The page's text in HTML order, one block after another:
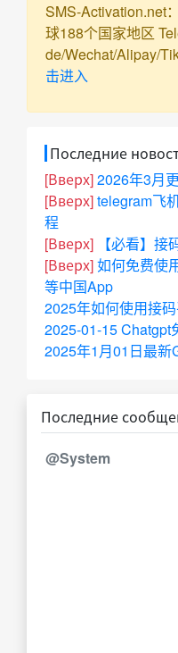
SMS-Activation.net
球188个国家地区
de/Wechat/Alipay/
击进入
Последние
[Вверх]2026年3月
[Вверх]telegram飞
程
[Вверх]
【必看】
[Вверх]如何免费使
等中国App
2025年如何使用接
2025-01-15 Chatgpt
2025年1月01日最新
Последние
@System